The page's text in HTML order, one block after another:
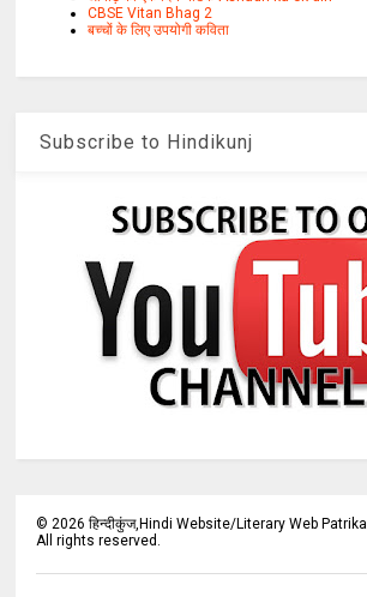
CBSE Vitan Bhag 2
बच्चों के लिए उपयोगी कविता
Subscribe to Hindikunj
©2026 हिन्दीकुंज,Hindi Website/Literary Web Patrika
All rights reserved.